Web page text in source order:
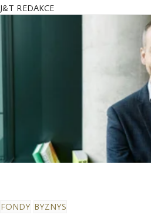
J&T REDAKCE
FONDY BYZNYS